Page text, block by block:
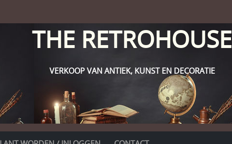
THE RETROHOUSE
VERKOOP VAN ANTIEK, KUNST EN DECORATIE